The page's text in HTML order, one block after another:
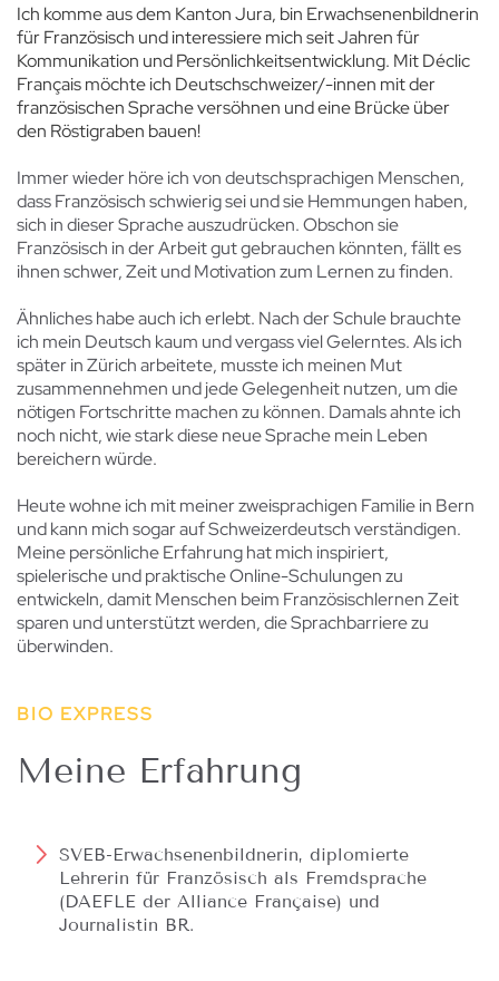
Ich komme aus dem Kanton Jura, bin Erwachsenenbildnerin
für Französisch und interessiere mich seit Jahren für
Kommunikation und Persönlichkeitsentwicklung. Mit Déclic
Français möchte ich Deutschschweizer/-innen mit der
französischen Sprache versöhnen und eine Brücke über
den Röstigraben bauen!
Immer wieder höre ich von deutschsprachigen Menschen,
dass Französisch schwierig sei und sie Hemmungen haben,
sich in dieser Sprache auszudrücken. Obschon sie
Französisch in der Arbeit gut gebrauchen könnten, fällt es
ihnen schwer, Zeit und Motivation zum Lernen zu finden.
Ähnliches habe auch ich erlebt. Nach der Schule brauchte
ich mein Deutsch kaum und vergass viel Gelerntes. Als ich
später in Zürich arbeitete, musste ich meinen Mut
zusammennehmen und jede Gelegenheit nutzen, um die
nötigen Fortschritte machen zu können. Damals ahnte ich
noch nicht, wie stark diese neue Sprache mein Leben
bereichern würde.
Heute wohne ich mit meiner zweisprachigen Familie in Bern
und kann mich sogar auf Schweizerdeutsch verständigen.
Meine persönliche Erfahrung hat mich inspiriert,
spielerische und praktische Online-Schulungen zu
entwickeln, damit Menschen beim Französischlernen Zeit
sparen und unterstützt werden, die Sprachbarriere zu
überwinden.
BIO EXPRESS
Meine Erfahrung
SVEB-Erwachsenenbildnerin, diplomierte
Lehrerin für Französisch als Fremdsprache
(DAEFLE der Alliance Française) und
Journalistin BR.